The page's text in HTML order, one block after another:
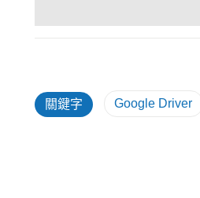
關鍵字 Google Driver